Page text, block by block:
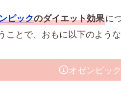
ピックのダイエット効果に
ことで、おもに以下のよう
オゼンピッ